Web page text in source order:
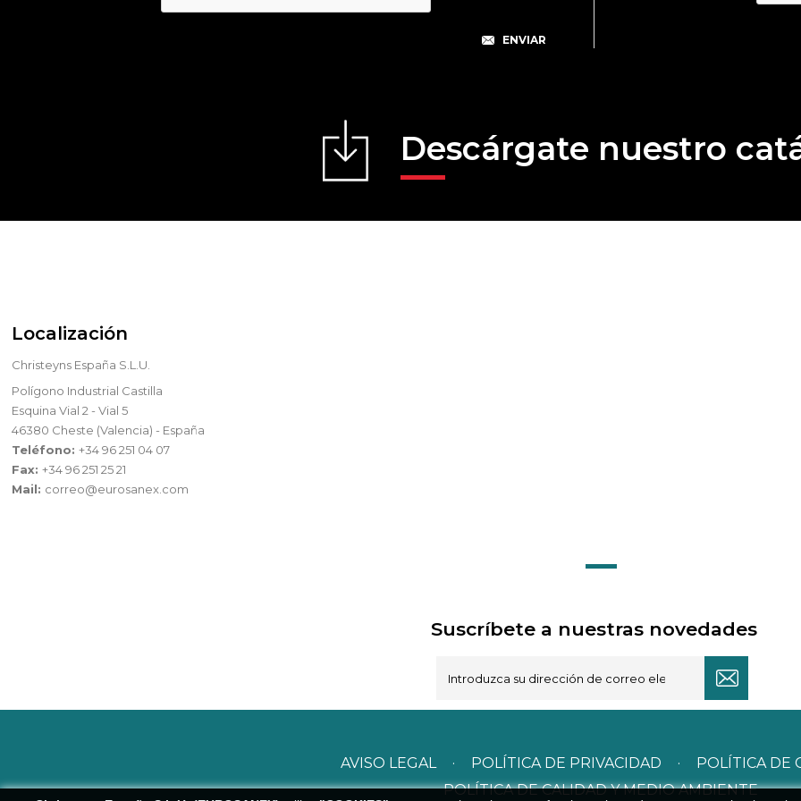
Descárgate nuestro
Localización
Christeyns España S.L.U.
Polígono Industrial Castilla
Esquina Vial 2 - Vial 5
46380 Cheste (Valencia) - España
Teléfono:+34 96 251 04 07
Fax:+34 96 251 25 21
Mail: correo@eurosanex.com
Suscríbete a nuestras novedades
AVISO LEGAL · POLÍTICA DE PRIVACIDAD ·
POLÍTICA DE
POLÍTICA DE CALIDAD Y MEDIO AMBIENTE